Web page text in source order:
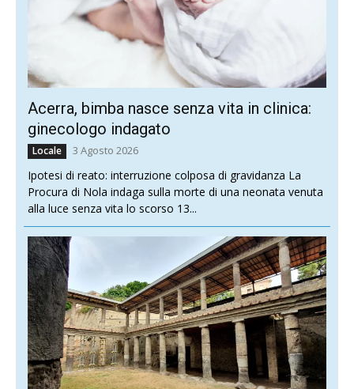
Acerra, bimba nasce senza vita in clinica:
ginecologo indagato
Locale 3 Agosto 2026
Ipotesi di reato: interruzione colposa di gravidanza La
Procura di Nola indaga sulla morte di una neonata venuta
alla luce senza vita lo scorso 13...